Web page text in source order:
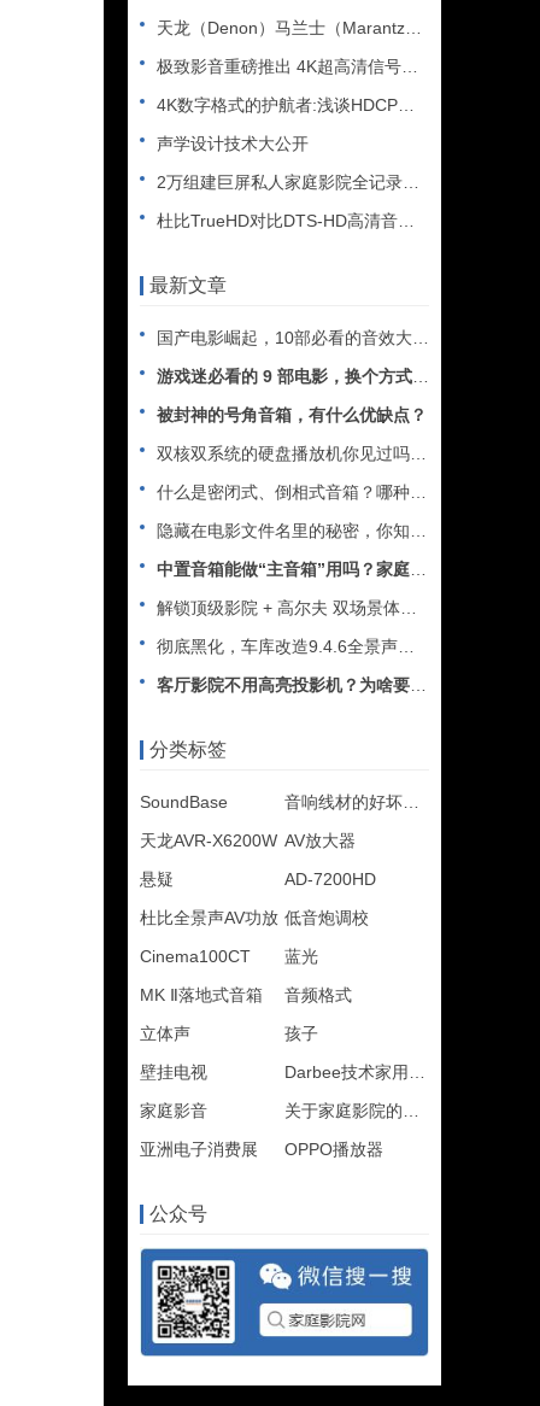
天龙（Denon）马兰士（Marantz）联手提供Auro-
极致影音重磅推出 4K超高清信号源有序推出
4K数字格式的护航者:浅谈HDCP高清数字内容保护技术
声学设计技术大公开
2万组建巨屏私人家庭影院全记录之音频篇
杜比TrueHD对比DTS-HD高清音频编解码方案全解析
最新文章
国产电影崛起，10部必看的音效大片推荐
游戏迷必看的 9 部电影，换个方式享受精彩游戏时光
被封神的号角音箱，有什么优缺点？
双核双系统的硬盘播放机你见过吗？杜恩Dune Duo Cin
什么是密闭式、倒相式音箱？哪种最好？
隐藏在电影文件名里的秘密，你知道吗？
中置音箱能做“主音箱”用吗？家庭影院十万个为什么
解锁顶级影院 + 高尔夫 双场景体验 —— 德国 ASCEN
彻底黑化，车库改造9.4.6全景声家庭影院
客厅影院不用高亮投影机？为啥要用抗光幕？
分类标签
SoundBase
天龙AVR-X6200W AV放大器
悬疑
AD-7200HD
杜比全景声AV功放 低音炮调校
Cinema100CT
蓝光
MK Ⅱ落地式音箱
音频格式
立体声
孩子
壁挂电视
家庭影音
亚洲电子消费展
OPPO播放器
公众号